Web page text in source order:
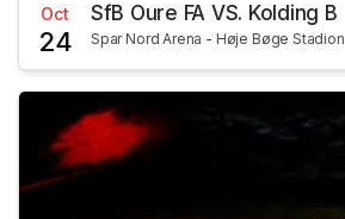
Oct
24
SfB Oure FA VS. Kolding B
Spar Nord Arena - Høje Bøge Stadion